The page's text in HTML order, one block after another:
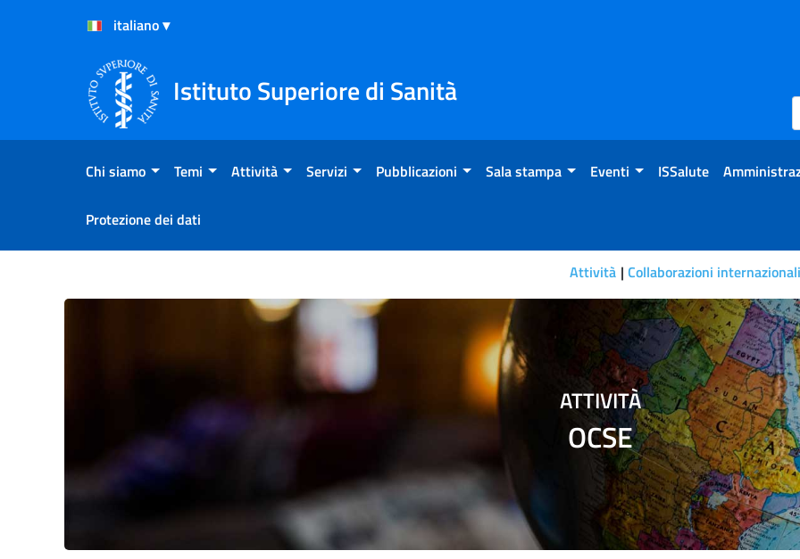
Salta al Contenuto
Salta al Footer
Istituto Superiore di Sanità
Chi siamo Temi Attività Servizi Pubblicazioni Sala stampa Eventi ISSalute
Protezione dei dati
Attività Collaborazioni internazionali
Metodi di saggio non animali
ATTIVITÀ
OCSE